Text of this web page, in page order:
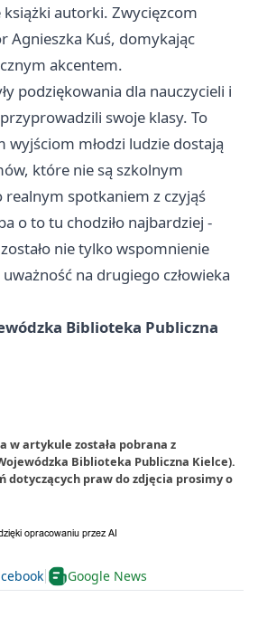
książki autorki. Zwycięzcom
Agnieszka Kuś, domykając
akcentem.
podziękowania dla nauczycieli i
swoje klasy. To
wyjściom młodzi ludzie dostają
które nie są szkolnym
spotkaniem z czyjąś
o to tu chodziło najbardziej -
nie tylko wspomnienie
na drugiego człowieka
Biblioteka Publiczna
w artykule została pobrana z
Biblioteka Publiczna Kielce).
dotyczących praw do zdjęcia prosimy o
Google News